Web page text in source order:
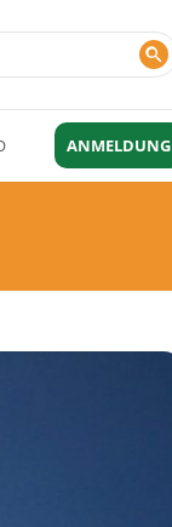
ANMELDUNG